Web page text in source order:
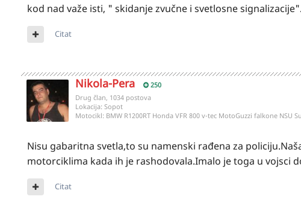
kod nad važe isti, " skidanje zvučne i svetlosne signalizacije".
Citat
Nikola-Pera 250
Drug član, 1034 postova
Lokacija: Sopot
Motocikl: BMW R1200RT Honda VFR 800 v-tec MotoGuzzi falkone NSU
Nisu gabaritna svetla,to su namenski rađena za
motorciklima kada ih je rashodovala.Imalo je toga u vojsci
Citat